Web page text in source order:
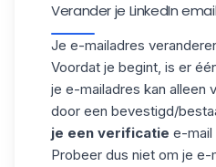
Verander je LinkedIn
Je e-mailadres
Voordat je begint, is er
je e-mailadres kan alleen
door een bevestigd/
je een verificatie e-mail
Probeer dus niet om je